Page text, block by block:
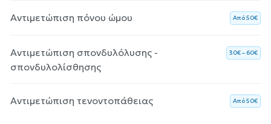
Αντιμετώπιση πόνου ώμου Aπό 50€
Αντιμετώπιση σπονδυλόλυσης -
σπονδυλολίσθησης
30€ – 60€
Αντιμετώπιση τενοντοπάθειας Aπό 50€